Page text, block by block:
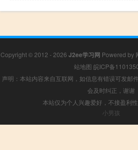
Copyright © 2012 - 2026 J2ee学习网 Powered by
站地图 皖ICP备
声明：本站内容来自互联网，如信息有错误可发邮
会及时纠正，谢谢
本站仅为个人兴趣爱好，不接盈利
小男孩